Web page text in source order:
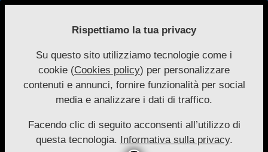
Skip
Nuove
Autonomie
Primary
Navigation
Menu
Rispettiamo la tua privacy
Su questo sito utilizziamo tecnologie come i
cookie (Cookies policy) per personalizzare
contenuti e annunci, fornire funzionalità per social
media e analizzare i dati di traffico.
Facendo clic di seguito acconsenti all’utilizzo di
questa tecnologia. Informativa sulla privacy.